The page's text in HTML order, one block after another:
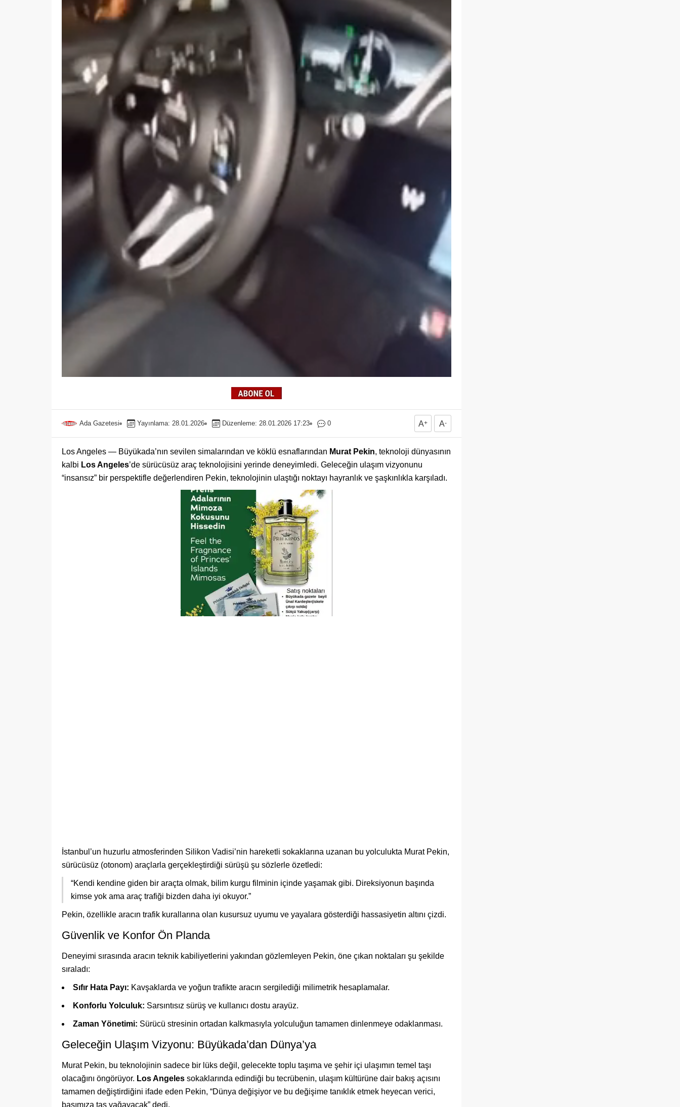
Ada Gazetesi Yayınlama: 28.01.2026 Düzenleme: 28.01.2026 17:23 0 A+ A-
Los Angeles — Büyükada’nın sevilen simalarından ve köklü esnaflarından Murat Pekin, teknoloji dünyasının
kalbi Los Angeles’de sürücüsüz araç teknolojisini yerinde deneyimledi. Geleceğin ulaşım vizyonunu
“insansız” bir perspektifle değerlendiren Pekin, teknolojinin ulaştığı noktayı hayranlık ve şaşkınlıkla karşıladı.
İstanbul’un huzurlu atmosferinden Silikon Vadisi’nin hareketli sokaklarına uzanan bu yolculukta Murat Pekin,
sürücüsüz (otonom) araçlarla gerçekleştirdiği sürüşü şu sözlerle özetledi:
“Kendi kendine giden bir araçta olmak, bilim kurgu filminin içinde yaşamak gibi. Direksiyonun başında
kimse yok ama araç trafiği bizden daha iyi okuyor.”
Pekin, özellikle aracın trafik kurallarına olan kusursuz uyumu ve yayalara gösterdiği hassasiyetin altını çizdi.
Güvenlik ve Konfor Ön Planda
Deneyimi sırasında aracın teknik kabiliyetlerini yakından gözlemleyen Pekin, öne çıkan noktaları şu şekilde
sıraladı:
Sıfır Hata Payı: Kavşaklarda ve yoğun trafikte aracın sergilediği milimetrik hesaplamalar.
Konforlu Yolculuk: Sarsıntısız sürüş ve kullanıcı dostu arayüz.
Zaman Yönetimi: Sürücü stresinin ortadan kalkmasıyla yolculuğun tamamen dinlenmeye odaklanması.
Geleceğin Ulaşım Vizyonu: Büyükada’dan Dünya’ya
Murat Pekin, bu teknolojinin sadece bir lüks değil, gelecekte toplu taşıma ve şehir içi ulaşımın temel taşı
olacağını öngörüyor. Los Angeles sokaklarında edindiği bu tecrübenin, ulaşım kültürüne dair bakış açısını
tamamen değiştirdiğini ifade eden Pekin, “Dünya değişiyor ve bu değişime tanıklık etmek heyecan verici,
başımıza taş yağayacak” dedi.